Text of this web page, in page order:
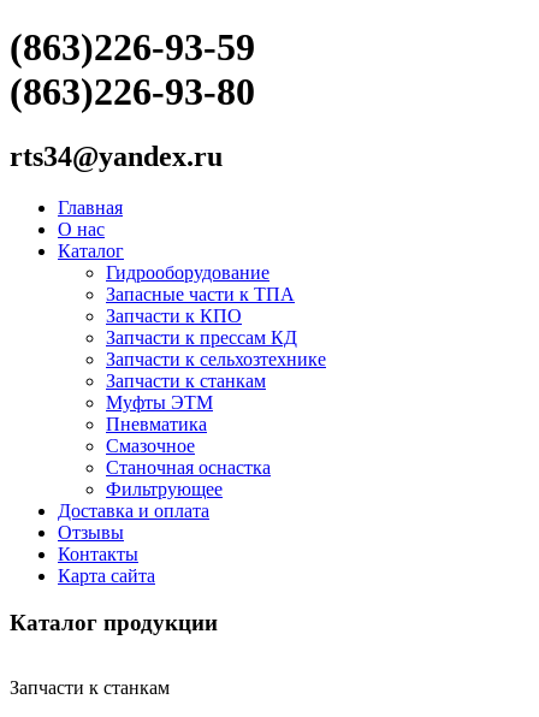
(863)226-93-59
(863)226-93-80
rts34@yandex.ru
Главная
О нас
Каталог
Гидрооборудование
Запасные части к ТПА
Запчасти к КПО
Запчасти к прессам КД
Запчасти к сельхозтехнике
Запчасти к станкам
Муфты ЭТМ
Пневматика
Смазочное
Станочная оснастка
Фильтрующее
Доставка и оплата
Отзывы
Контакты
Карта сайта
Каталог продукции
Запчасти к станкам